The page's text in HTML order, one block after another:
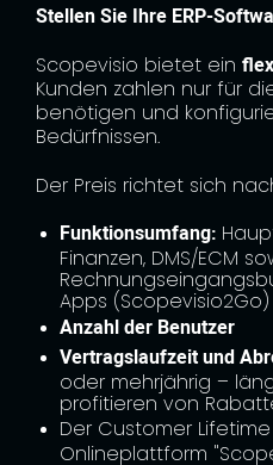
Stellen Sie Ihre ERP-
Scopevisio bietet ein
Kunden zahlen nur für
benötigen und
Bedürfnissen.
Der Preis richtet sich
Funktionsumfang:
Finanzen, DMS/ECM
Apps (Scopevisio2Go)
Anzahl der Benutzer
Vertragslaufzeit und
oder mehrjährig –
profitieren von
Der Customer
Onlineplattform